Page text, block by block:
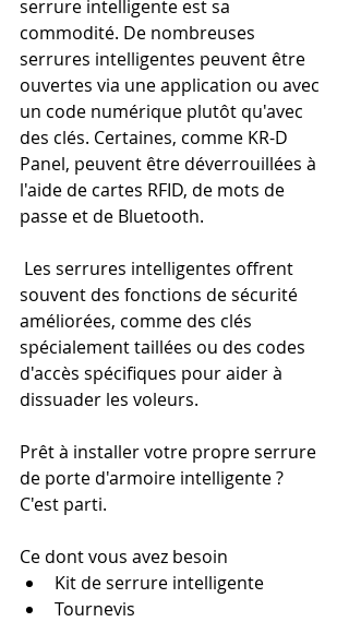
serrure intelligente est sa
commodité. De nombreuses
serrures intelligentes peuvent être
ouvertes via une application ou avec
un code numérique plutôt qu'avec
des clés. Certaines, comme KR-D
Panel, peuvent être déverrouillées à
l'aide de cartes RFID, de mots de
passe et de Bluetooth.
souvent des fonctions de sécurité
améliorées, comme des clés
spécialement taillées ou des codes
d'accès spécifiques pour aider à
dissuader les voleurs.
Prêt à installer votre propre serrure
de porte d'armoire intelligente ?
C'est parti.
Ce dont vous avez besoin
Kit de serrure intelligente
Tournevis